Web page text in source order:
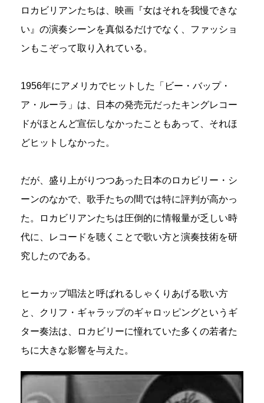
ロカビリアンたちは、映画『女はそれを我慢できな
い』の演奏シーンを真似るだけでなく、ファッショ
ンもこぞって取り入れている。
1956年にアメリカでヒットした「ビー・バップ・
ア・ルーラ」は、日本の発売元だったキングレコー
ドがほとんど宣伝しなかったこともあって、それほ
どヒットしなかった。
だが、盛り上がりつつあった日本のロカビリー・シ
ーンのなかで、歌手たちの間では特に評判が高かっ
た。ロカビリアンたちは圧倒的に情報量が乏しい時
代に、レコードを聴くことで歌い方と演奏技術を研
究したのである。
ヒーカップ唱法と呼ばれるしゃくりあげる歌い方
と、クリフ・ギャラップのギャロッピングというギ
ター奏法は、ロカビリーに憧れていた多くの若者た
ちに大きな影響を与えた。